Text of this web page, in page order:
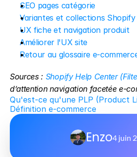
SEO pages catégorie
Variantes et collections Shopify
UX fiche et navigation produit
Améliorer l'UX site
Retour au glossaire e-
Sources : Shopify Help Center
d’attention navigation facetée e-
Qu'est-ce qu'une PLP (Product
Définition e-commerce
Enzo4 juin